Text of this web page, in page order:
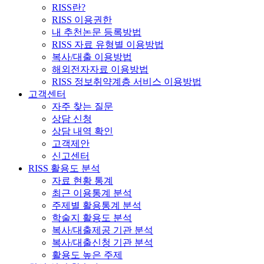
RISS란?
RISS 이용권한
내 추천논문 등록방법
RISS 자료 유형별 이용방법
복사/대출 이용방법
해외전자자료 이용방법
RISS 정보취약계층 서비스 이용방법
고객센터
자주 찾는 질문
상담 신청
상담 내역 확인
고객제안
신고센터
RISS 활용도 분석
자료 현황 통계
최근 이용통계 분석
주제별 활용통계 분석
학술지 활용도 분석
복사/대출제공 기관 분석
복사/대출신청 기관 분석
활용도 높은 주제